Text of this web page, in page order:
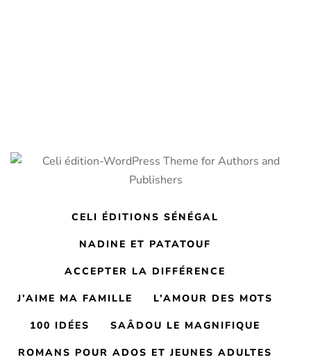
CELI ÉDITIONS SÉNÉGAL
NADINE ET PATATOUF
ACCEPTER LA DIFFÉRENCE
J’AIME MA FAMILLE L’AMOUR DES MOTS
100 IDÉES SAÂDOU LE MAGNIFIQUE
ROMANS POUR ADOS ET JEUNES ADULTES